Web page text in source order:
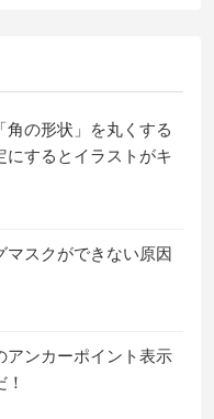
角の形状」を丸くする
にするとイラストがキ
マスクができない原因
アンカーポイント表示